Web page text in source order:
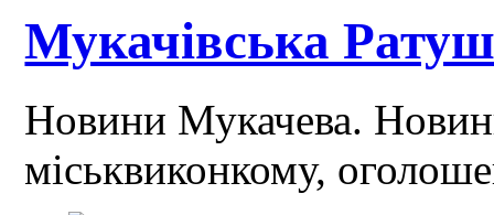
Мукачівська
Новини Мукачева.
міськвиконкому,